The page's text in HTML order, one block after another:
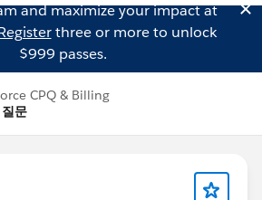
and maximize your impact at
three or more to unlock
$999 passes.
CPQ & Billing
문